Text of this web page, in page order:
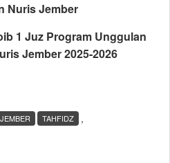
Nuris Jember
1 Juz Program Unggulan
Jember 2025-2026
,
TAHFIDZ